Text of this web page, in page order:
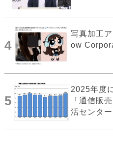
4
写真加工
ow
5
2025年度
「通信販
活センター